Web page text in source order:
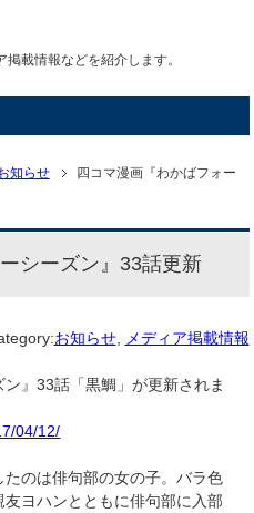
載情報などを紹介します。
知らせ
四コマ漫画『わかばフォー
シーズン』33話更新
お知らせ, メディア掲載情報
』33話「黒鯛」が更新されま
04/12/
のは俳句部の女の子。バラ色
ヨハンとともに俳句部に入部